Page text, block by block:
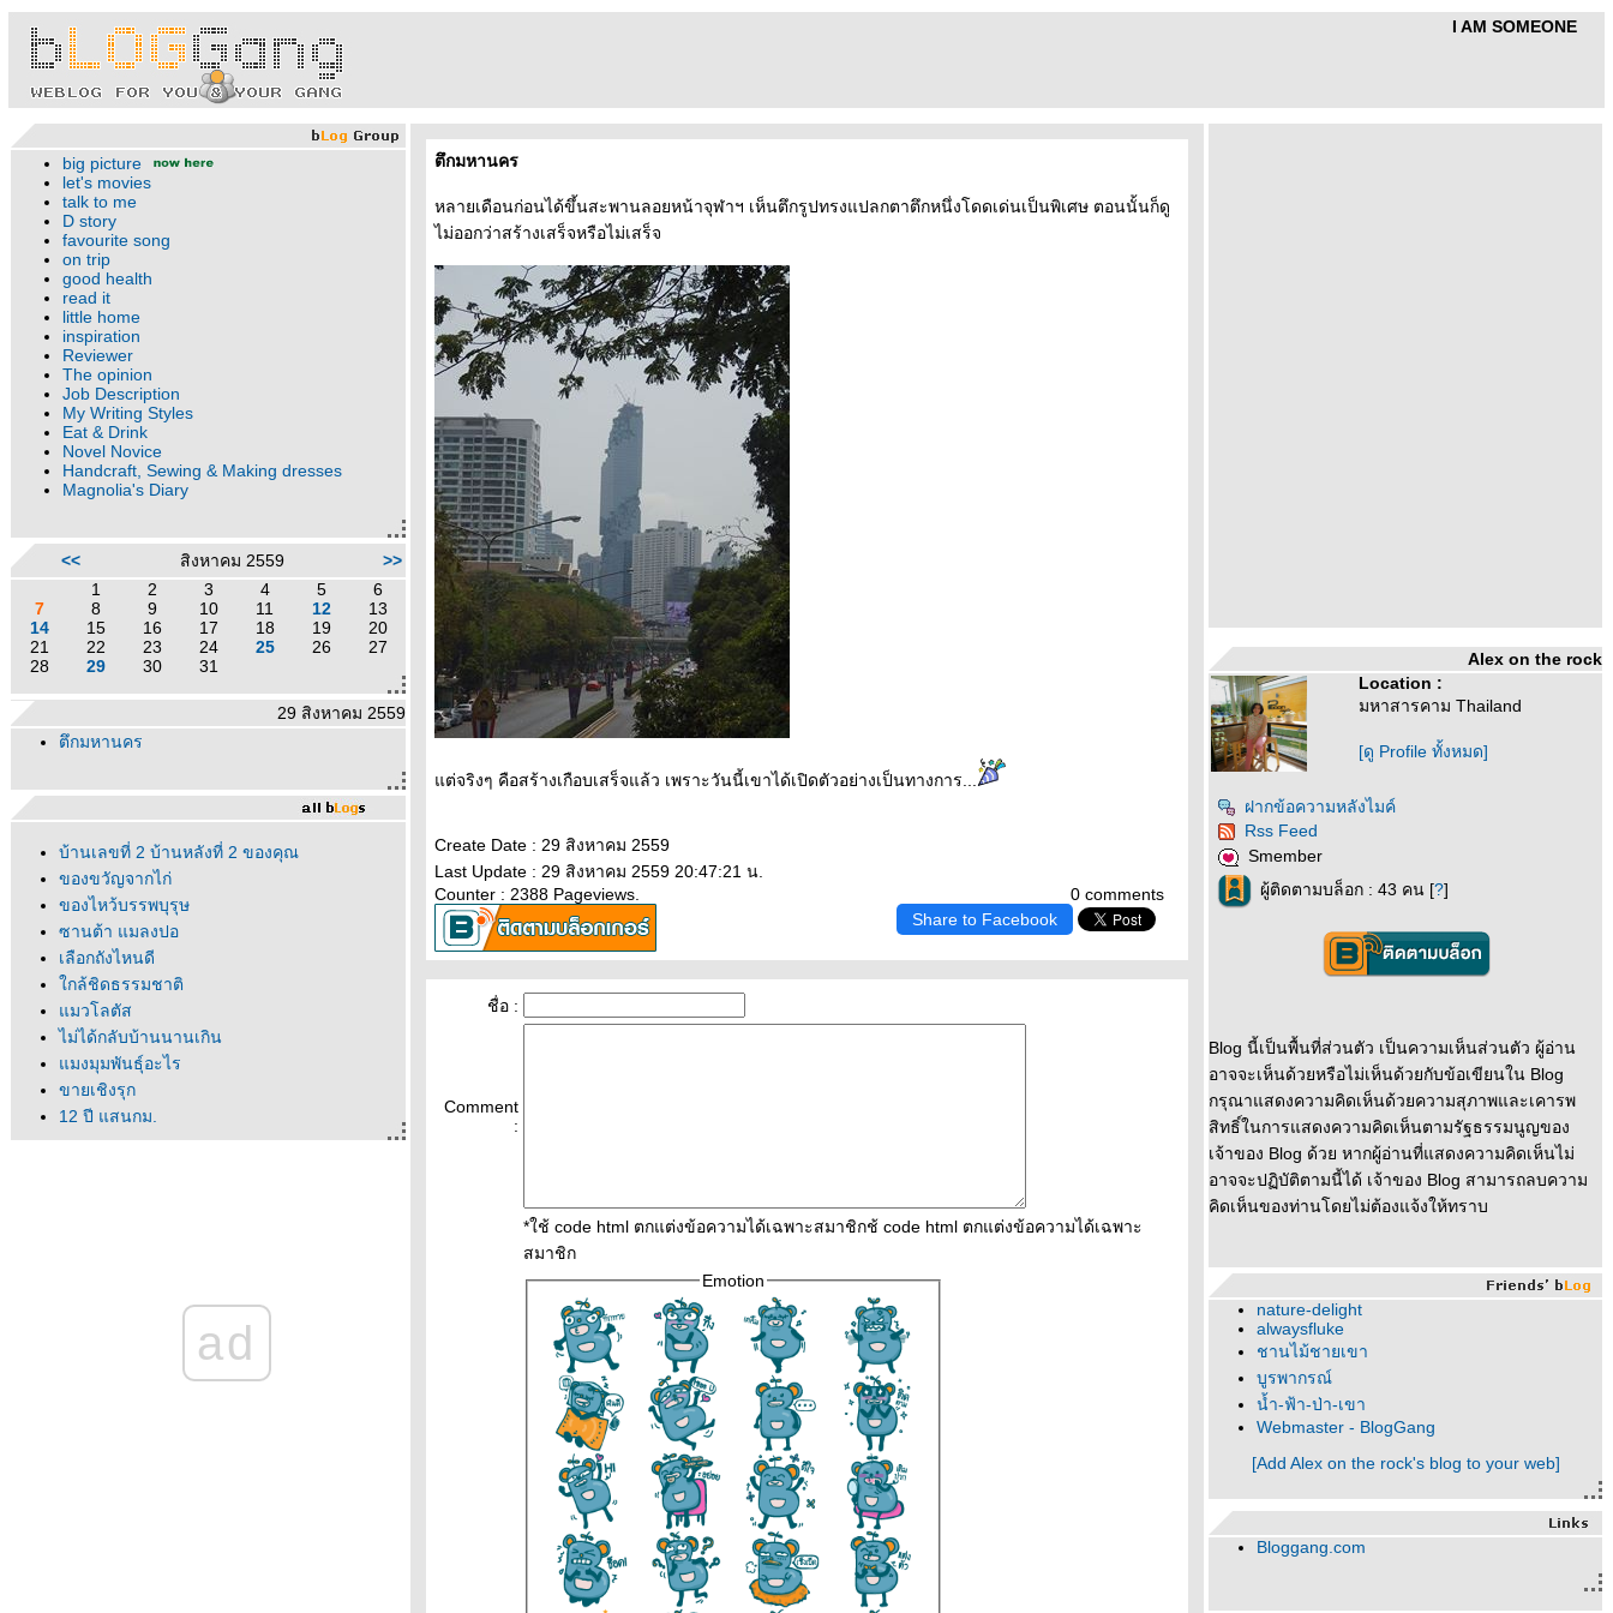
I AM SOMEONE
big picture
let's movies
talk to me
D story
favourite song
on trip
good health
read it
little home
inspiration
Reviewer
The opinion
Job Description
My Writing Styles
Eat & Drink
Novel Novice
Handcraft, Sewing & Making dresses
Magnolia's Diary
<< สิงหาคม 2559
>>
1
2 3 4 5
6
7
8 9 10 11 12
13
14
15 16 17 18 19
20
21
22 23 24 25 26
27
28
29 30 31
29 สิงหาคม 2559
ตึกมหานคร
บ้านเลขที่ 2 บ้านหลังที่ 2 ของคุณ
ของขวัญจากไก่
ของไหว้บรรพบุรุษ
ซานต้า แมลงปอ
เลือกถังไหนดี
กล้ชิดธรรมชาติ
มวโลตัส
ไม่ได้กลับบ้านนานเกิน
มงมุมพันธุ์อะไร
ขายเชิงรุก
12 ปี แสนกม.
จำตัวเองไม่ได้
พาหนะช่วงน้ำท่วม
ad
ตึกมหานคร
หลายเดือนก่อนได้ขึ้นสะพานลอยหน้าจุฬาฯ เห็นตึกรูปทรงแปลกตาตึกหนึ่งโดดเด่นเป็นพิเศษ ตอนนั้นก็ดู
ไม่ออกว่าสร้างเสร็จหรือไม่เสร็จ
ต่จริงๆ คือสร้างเกือบเสร็จแล้ว เพราะวันนี้เขาได้เปิดตัวอย่างเป็นทางการ...
Create Date : 29 สิงหาคม 2559
Last Update : 29 สิงหาคม 2559 20:47:21 น.
0 comments
Counter : 2388 Pageviews.
Share to Facebook
ชื่อ :
Comment
:
*ใช้ code html ตกแต่งข้อความได้เฉพาะสมาชิกช้ code html ตกแต่งข้อความได้เฉพาะ
สมาชิก
Emotion
Alex on the rock
Location :
มหาสารคาม Thailand
[ดู Profile ทั้งหมด]
ฝากข้อความหลังไมค์
Rss Feed
Smember
ผู้ติดตามบล็อก : 43 คน [?]
Blog นี้เป็นพื้นที่ส่วนตัว เป็นความเห็นส่วนตัว ผู้อ่าน
อาจจะเห็นด้วยหรือไม่เห็นด้วยกับข้อเขียนใน Blog
กรุณาแสดงความคิดเห็นด้วยความสุภาพและเคารพ
สิทธิ์ในการแสดงความคิดเห็นตามรัฐธรรมนูญของ
เจ้าของ Blog ด้วย หากผู้อ่านที่แสดงความคิดเห็นไม่
อาจจะปฏิบัติตามนี้ได้ เจ้าของ Blog สามารถลบความ
คิดเห็นของท่านโดยไม่ต้องแจ้งให้ทราบ
nature-delight
alwaysfluke
ชานไม้ชายเขา
บูรพากรณ์
น้ำ-ฟ้า-ป่า-เขา
Webmaster - BlogGang
[Add Alex on the rock's blog to your web]
Bloggang.com